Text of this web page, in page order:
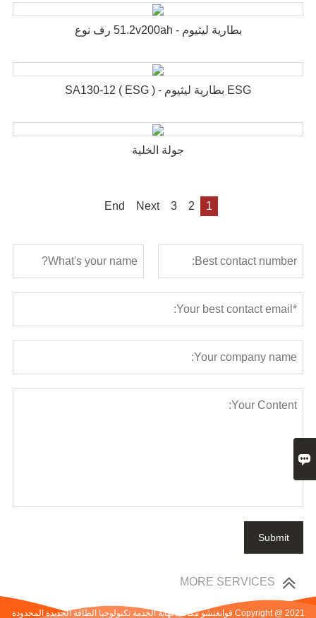
بطارية ليثيوم - 51.2v200ah رف نوع
ESG بطارية ليثيوم - SA130-12 ( ESG )
جولة الخلية
1
2
3
Next
End
Submit
MORE SERVICES
Copyright @ 2021 قوانغتشو مكافأة نهاية الخدمة تكنولوجيا الطاقة الجديدة المحدودة
